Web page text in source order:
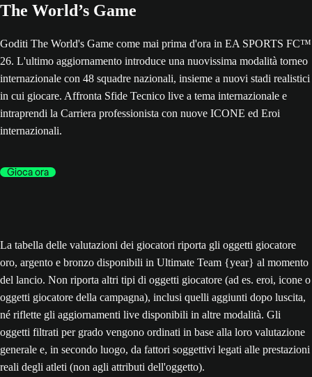
The World’s Game
Goditi The World's Game come mai prima d'ora in EA SPORTS FC™
26. L'ultimo aggiornamento introduce una nuovissima modalità torneo
internazionale con 48 squadre nazionali, insieme a nuovi stadi realistici
in cui giocare. Affronta Sfide Tecnico live a tema internazionale e
intraprendi la Carriera professionista con nuove ICONE ed Eroi
internazionali.
Gioca ora
La tabella delle valutazioni dei giocatori riporta gli oggetti giocatore
oro, argento e bronzo disponibili in Ultimate Team {year} al momento
del lancio. Non riporta altri tipi di oggetti giocatore (ad es. eroi, icone o
oggetti giocatore della campagna), inclusi quelli aggiunti dopo luscita,
né riflette gli aggiornamenti live disponibili in altre modalità. Gli
oggetti filtrati per grado vengono ordinati in base alla loro valutazione
generale e, in secondo luogo, da fattori soggettivi legati alle prestazioni
reali degli atleti (non agli attributi dell'oggetto).